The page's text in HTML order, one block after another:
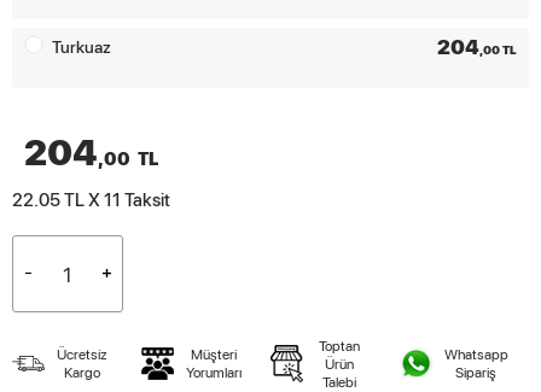
Turkuaz 204,00 TL
204,00 TL
22.05 TL X 11 Taksit
Ücretsiz
Kargo
Müşteri
Yorumları
Toptan
Ürün
Talebi
Whatsapp
Sipariş